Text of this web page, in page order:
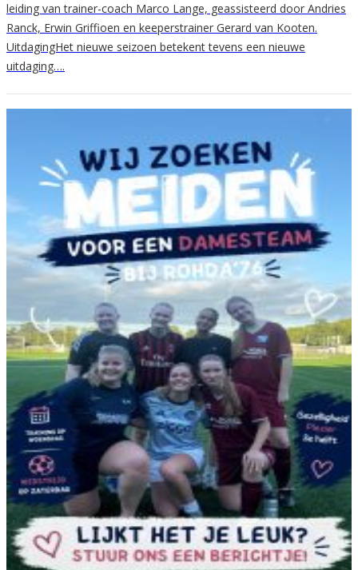
leiding van trainer-coach Marco Lange, geassisteerd door Andries
Ranck, Erwin Griffioen en keeperstrainer Gerard van Kooten.
UitdagingHet nieuwe seizoen betekent tevens een nieuwe
uitdaging….